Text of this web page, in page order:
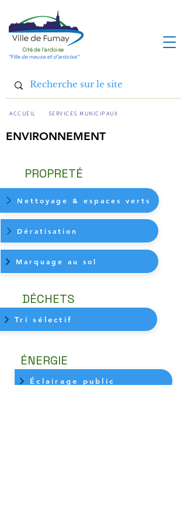
Cité de l'ardoise
"Fille de meuse et d'ardoise"
ACCUEIL SERVICES MUNICIPAUX
ENVIRONNEMENT
PROPRETÉ
Nettoyage & espaces verts
Dératisation
Marquage au sol
DÉCHETS
Tri sélectif
ÉNERGIE
Éclairage public